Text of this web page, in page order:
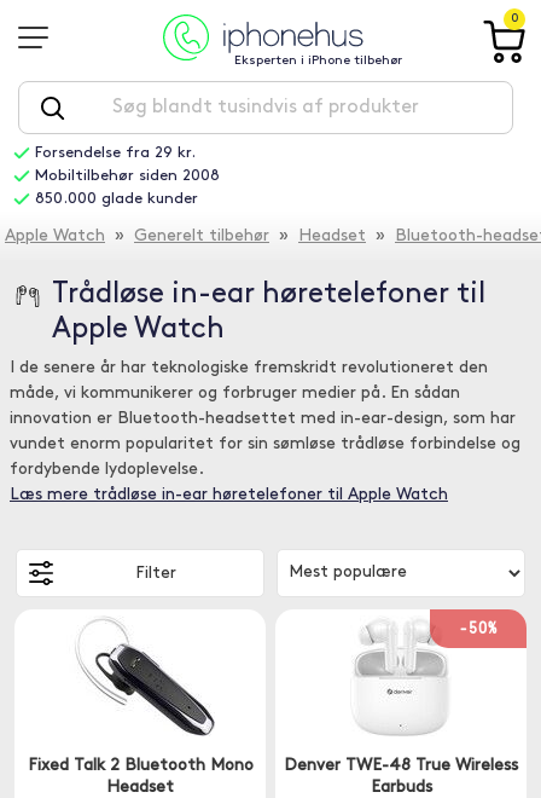
Eksperten i iPhone tilbehør
0
Forsendelse fra 29 kr.
Mobiltilbehør siden 2008
850.000 glade kunder
Apple Watch » Generelt tilbehør » Headset » Bluetooth-
Trådløse in-ear høretelefoner til
Apple Watch
I de senere år har teknologiske fremskridt revolutioneret den
måde, vi kommunikerer og forbruger medier på. En sådan
innovation er Bluetooth-headsettet med in-ear-design, som har
vundet enorm popularitet for sin sømløse trådløse forbindelse og
fordybende lydoplevelse.
Læs mere trådløse in-ear høretelefoner til Apple Watch
Filter
Fixed Talk 2 Bluetooth Mono
Headset
-50%
Denver TWE-48 True Wireless
Earbuds